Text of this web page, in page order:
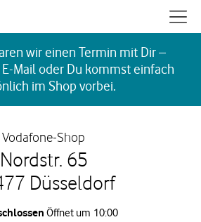
wir einen Termin mit Dir –
Mail oder Du kommst einfach
im Shop vorbei.
Vodafone-Shop
Nordstr. 65
Düsseldorf
Öffnet um 10:00